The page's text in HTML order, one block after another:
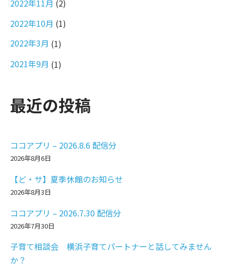
2022年11月 (2)
2022年10月 (1)
2022年3月 (1)
2021年9月 (1)
最近の投稿
ココアプリ – 2026.8.6 配信分
2026年8月6日
【ど・サ】夏季休館のお知らせ
2026年8月3日
ココアプリ – 2026.7.30 配信分
2026年7月30日
子育て相談会 横浜子育てパートナーと話してみません
か？